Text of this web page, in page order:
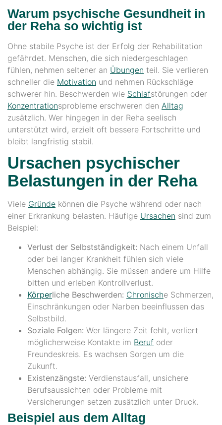
Warum psychische Gesundheit in
der Reha so wichtig ist
Ohne stabile Psyche ist der Erfolg der Rehabilitation
gefährdet. Menschen, die sich niedergeschlagen
fühlen, nehmen seltener an Übungen teil. Sie verlieren
schneller die Motivation und nehmen Rückschläge
schwerer hin. Beschwerden wie Schlafstörungen oder
Konzentrationsprobleme erschweren den Alltag
zusätzlich. Wer hingegen in der Reha seelisch
unterstützt wird, erzielt oft bessere Fortschritte und
bleibt langfristig stabil.
Ursachen psychischer
Belastungen in der Reha
Viele Gründe können die Psyche während oder nach
einer Erkrankung belasten. Häufige Ursachen sind zum
Beispiel:
Verlust der Selbstständigkeit: Nach einem Unfall
oder bei langer Krankheit fühlen sich viele
Menschen abhängig. Sie müssen andere um Hilfe
bitten und erleben Kontrollverlust.
Körperliche Beschwerden: Chronische Schmerzen,
Einschränkungen oder Narben beeinflussen das
Selbstbild.
Soziale Folgen: Wer längere Zeit fehlt, verliert
möglicherweise Kontakte im Beruf oder
Freundeskreis. Es wachsen Sorgen um die
Zukunft.
Existenzängste: Verdienstausfall, unsichere
Berufsaussichten oder Probleme mit
Versicherungen setzen zusätzlich unter Druck.
Beispiel aus dem Alltag